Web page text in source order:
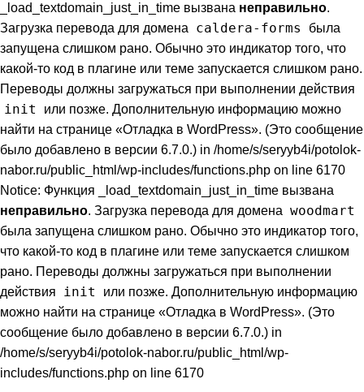
_load_textdomain_just_in_time вызвана неправильно.
Загрузка перевода для домена
caldera-forms
была
запущена слишком рано. Обычно это индикатор того, что
какой-то код в плагине или теме запускается слишком рано.
Переводы должны загружаться при выполнении действия
init
или позже. Дополнительную информацию можно
найти на странице «Отладка в WordPress». (Это сообщение
было добавлено в версии 6.7.0.) in /home/s/seryyb4i/potolok-
nabor.ru/public_html/wp-includes/functions.php on line 6170
Notice: Функция _load_textdomain_just_in_time вызвана
неправильно. Загрузка перевода для домена woodmart
была запущена слишком рано. Обычно это индикатор того,
что какой-то код в плагине или теме запускается слишком
рано. Переводы должны загружаться при выполнении
действия
init
или позже. Дополнительную информацию
можно найти на странице «Отладка в WordPress». (Это
сообщение было добавлено в версии 6.7.0.) in
/home/s/seryyb4i/potolok-nabor.ru/public_html/wp-
includes/functions.php on line 6170